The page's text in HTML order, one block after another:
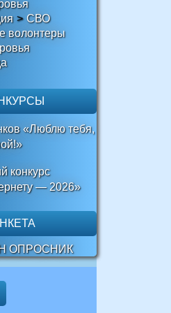
СВО
волонтеры
«Люблю тебя,
конкурс
— 2026»
ОПРОСНИК